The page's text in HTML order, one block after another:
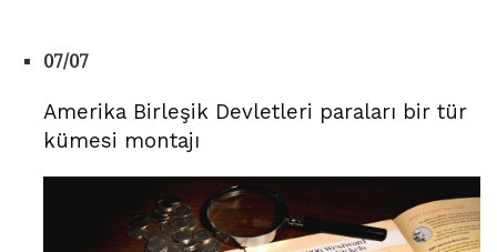
07/07
Amerika Birleşik Devletleri paraları bir tür
kümesi montajı